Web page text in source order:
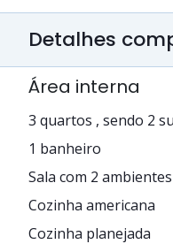
Detalhes
Área interna
3 quartos , sendo 2
1 banheiro
Sala com 2 ambientes
Cozinha americana
Cozinha planejada